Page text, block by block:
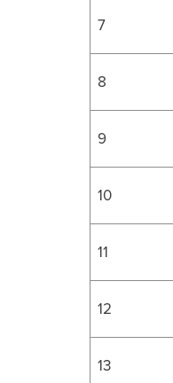
7
8
9
10
11
12
13